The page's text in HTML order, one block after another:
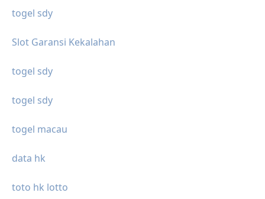
togel sdy
Slot Garansi Kekalahan
togel sdy
togel sdy
togel macau
data hk
toto hk lotto